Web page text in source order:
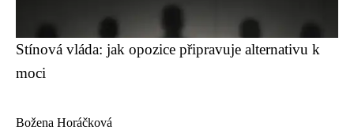
Stínová vláda: jak opozice připravuje alternativu k
moci
Božena Horáčková